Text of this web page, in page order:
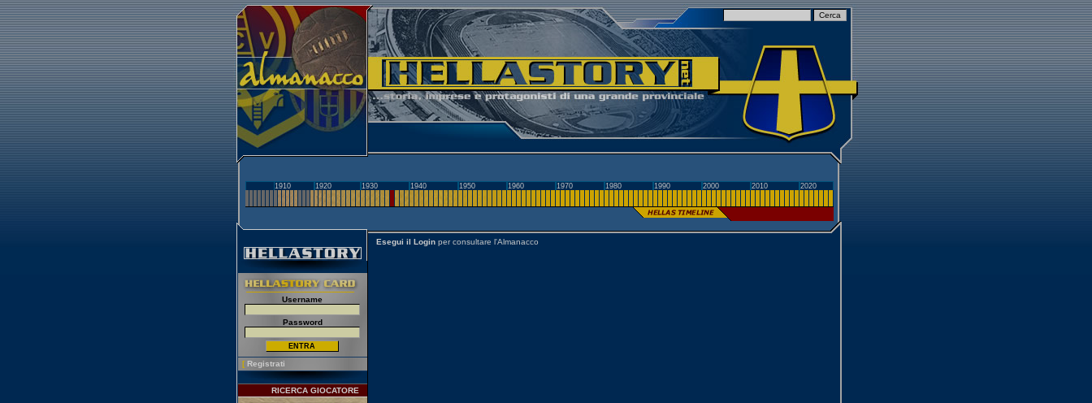
1910 1920 1930 1940 1950 1960 1970 1980 1990 2000 2010 2020
Username
Password
[ Registrati
RICERCA GIOCATORE
Esegui il Login per consultare l'Almanacco